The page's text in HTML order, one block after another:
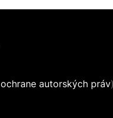
ochrane autorských práv)